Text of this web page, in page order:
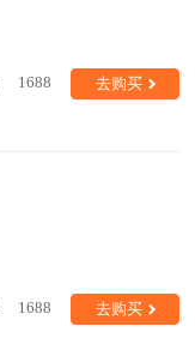
1688 去购买
1688 去购买